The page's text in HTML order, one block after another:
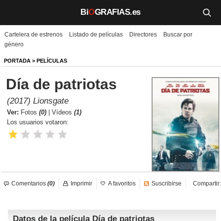
BiOGRAFIAS.es
Biografías
Películas
TV
Música
Un día como hoy
Iniciar sesión Crear cuenta
Cartelera de estrenos Listado de películas Directores
Buscar por
género
PORTADA > PELÍCULAS
Día de patriotas
(2017) Lionsgate
Ver: Fotos (0) Vídeos (1)
Los usuarios votaron:
Comentarios (0) Compartir:
Imprimir A favoritos Suscribirse
Datos de la película Día de patriotas